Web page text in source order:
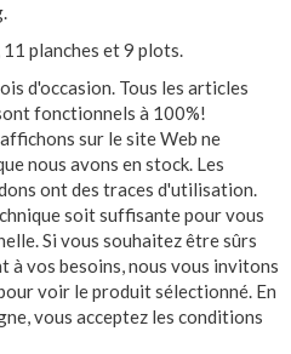
11 planches et 9 plots.
d'occasion. Tous les articles
fonctionnels à 100%!
sur le site Web ne
nous avons en stock. Les
ont des traces d'utilisation.
soit suffisante pour vous
Si vous souhaitez être sûrs
à vos besoins, nous vous invitons
voir le produit sélectionné. En
vous acceptez les conditions